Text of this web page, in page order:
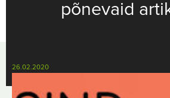
põnevaid
26.02.2020